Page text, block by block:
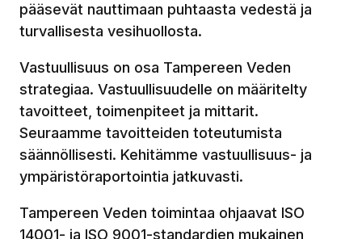
pääsevät nauttimaan puhtaasta vedestä ja
turvallisesta vesihuollosta.
Vastuullisuus on osa Tampereen Veden
strategiaa. Vastuullisuudelle on määritelty
tavoitteet, toimenpiteet ja mittarit.
Seuraamme tavoitteiden toteutumista
säännöllisesti. Kehitämme vastuullisuus- ja
ympäristöraportointia jatkuvasti.
Tampereen Veden toimintaa ohjaavat ISO
14001- ja ISO 9001-standardien mukainen